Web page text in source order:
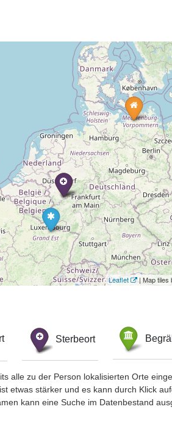
Leaflet | Map tiles
Sterbeort
alle zu der Person lokalisierten Orte
etwas stärker und es kann durch Klick
kann eine Suche im Datenbestand